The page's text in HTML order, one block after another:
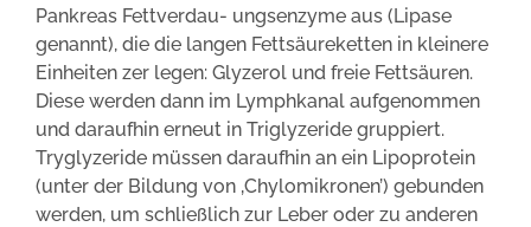
Pankreas Fettverdau- ungsenzyme aus (Lipase
genannt), die die langen Fettsäureketten in kleinere
Einheiten zer legen: Glyzerol und freie Fettsäuren.
Diese werden dann im Lymphkanal aufgenommen
und daraufhin erneut in Triglyzeride gruppiert.
Tryglyzeride müssen daraufhin an ein Lipoprotein
(unter der Bildung von ‚Chylomikronen’) gebunden
werden, um schließlich zur Leber oder zu anderen